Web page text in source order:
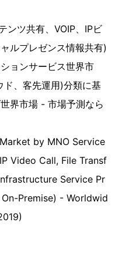
ンツ共有、VOIP、IPビ
ルプレゼンス情報共有)
ョンサービス世界市
、客先運用)分類に基
界市場 - 市場予測なら
by MNO Service
Video Call, File Transf
Service Pr
Premise) - Worldwid